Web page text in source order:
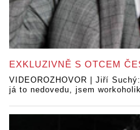
EXKLUZIVNĚ S OTCEM
VIDEOROZHOVOR | Jiří
já to nedovedu, jsem workoholik